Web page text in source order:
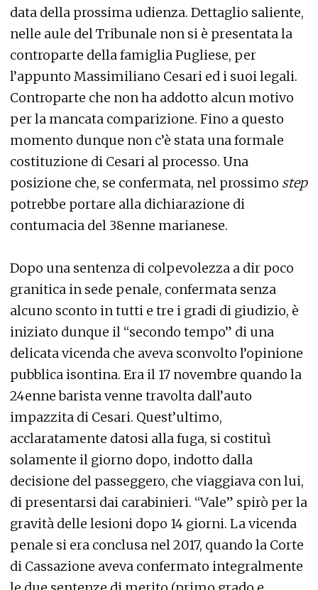
data della prossima udienza. Dettaglio saliente,
nelle aule del Tribunale non si è presentata la
controparte della famiglia Pugliese, per
l’appunto Massimiliano Cesari ed i suoi legali.
Controparte che non ha addotto alcun motivo
per la mancata comparizione. Fino a questo
momento dunque non c’è stata una formale
costituzione di Cesari al processo. Una
posizione che, se confermata, nel prossimo step
potrebbe portare alla dichiarazione di
contumacia del 38enne marianese.
Dopo una sentenza di colpevolezza a dir poco
granitica in sede penale, confermata senza
alcuno sconto in tutti e tre i gradi di giudizio, è
iniziato dunque il “secondo tempo” di una
delicata vicenda che aveva sconvolto l’opinione
pubblica isontina. Era il 17 novembre quando la
24enne barista venne travolta dall’auto
impazzita di Cesari. Quest’ultimo,
acclaratamente datosi alla fuga, si costituì
solamente il giorno dopo, indotto dalla
decisione del passeggero, che viaggiava con lui,
di presentarsi dai carabinieri. “Vale” spirò per la
gravità delle lesioni dopo 14 giorni. La vicenda
penale si era conclusa nel 2017, quando la Corte
di Cassazione aveva confermato integralmente